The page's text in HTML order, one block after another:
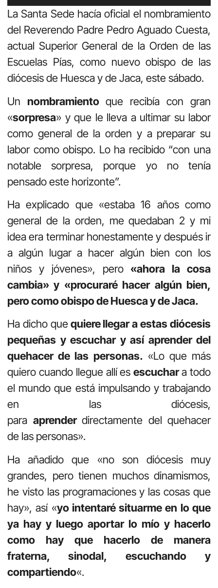
de
audio
La Santa Sede hacía oficial el nombramiento
del Reverendo Padre Pedro Aguado Cuesta,
actual Superior General de la Orden de las
Escuelas Pías, como nuevo obispo de las
diócesis de Huesca y de Jaca, este sábado.
Un nombramiento que recibía con gran
«sorpresa» y que le lleva a ultimar su labor
como general de la orden y a preparar su
labor como obispo. Lo ha recibido “con una
notable sorpresa, porque yo no tenía
pensado este horizonte”.
Ha explicado que «estaba 16 años como
general de la orden, me quedaban 2 y mi
idea era terminar honestamente y después ir
a algún lugar a hacer algún bien con los
niños y jóvenes», pero «ahora la cosa
cambia» y «procuraré hacer algún bien,
pero como obispo de Huesca y de Jaca.
Ha dicho quequiere llegar a estas diócesis
pequeñas y escuchar y así aprender del
quehacer de las personas. «Lo que más
quiero cuando llegue allí esescuchara todo
el mundo que está impulsando y trabajando
en las diócesis,
para aprender directamente del quehacer
de las personas».
Ha añadido que «no son diócesis muy
grandes, pero tienen muchos dinamismos,
he visto las programaciones y las cosas que
hay», así «yo intentaré situarme en lo que
ya hay y luego aportar lo mío y hacerlo
como hay que hacerlo de manera
fraterna, sinodal, escuchando y
compartiendo«.